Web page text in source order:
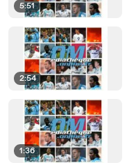
5:51
2:54
1:36